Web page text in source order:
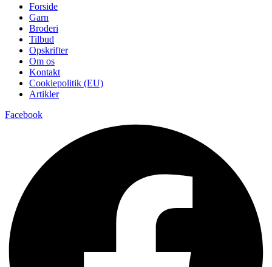
Forside
Garn
Broderi
Tilbud
Opskrifter
Om os
Kontakt
Cookiepolitik (EU)
Artikler
Facebook